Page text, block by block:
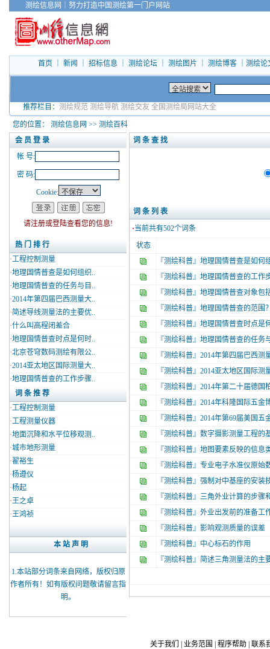
测绘信息网 努力打造中国测绘第一门户网站
首页 新闻 招标信息｜ 测绘论坛｜ 测绘图片 测绘博客｜ 测绘论
推荐栏目： 测绘规范 测绘导航 测绘交友 全国测绘局网站大全
您的位置： 测绘信息网 >> 测绘百科
会 员 登 录
帐 号:
密 码:
Cookie:
请注册或登陆查看您的信息!
热 门 排 行
·工程控制测量
·地理国情普查是如何组织..
·地理国情普查的任务与目..
·2014年第四届巴西测量大..
·简述导线测量法的主要优..
·什么叫高程闭差合
·地理国情普查时点是何时..
·北京苍穹数码测绘有限公..
·2014亚太地区国际测量大..
·地理国情普查的工作步骤..
词 条 推 荐
·工程控制测量
·工程测量仪器
·地面沉降和水平位移观测..
·城市地形测量
·翟裕生
·杨遵仪
·杨起
·王之卓
·王鸿祯
本 站 声 明
1.本站部分词条来自网络，版权归原
作者所有！如有版权问题敬请留言指
明。
词 条 查 找
词 条
·当前共有502个词条
状态
『测绘科普』 地理国情普查是如何
『测绘科普』 地理国情普查的工作
『测绘科普』 地理国情普查对象包
『测绘科普』 地理国情普查的范围
『测绘科普』 地理国情普查时点是
『测绘科普』 地理国情普查的任务
『测绘科普』 2014年第四届巴西测
『测绘科普』 2014亚太地区国际测
『测绘科普』 2014年第二十届德国
『测绘科普』 2014年科隆国际五金
『测绘科普』 2014年第69届美国五
『测绘科普』 数字摄影测量工程的
『测绘科普』 地图要素反映的信息
『测绘科普』 专业电子水准仪原始
『测绘科普』 强制对中基座的安装
『测绘科普』 三角外业计算的步骤
『测绘科普』 外业出发前的准备工
『测绘科普』 影响观测质量的误差
『测绘科普』 中心标石的作用
『测绘科普』 简述三角测量法的主
关于我们 业务范围 程序帮助 联系